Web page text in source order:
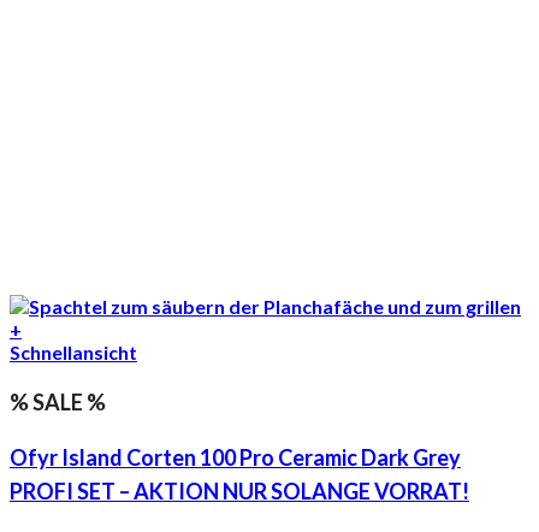
+
Schnellansicht
% SALE %
Ofyr Island Corten 100 Pro Ceramic Dark Grey
PROFI SET – AKTION NUR SOLANGE VORRAT!